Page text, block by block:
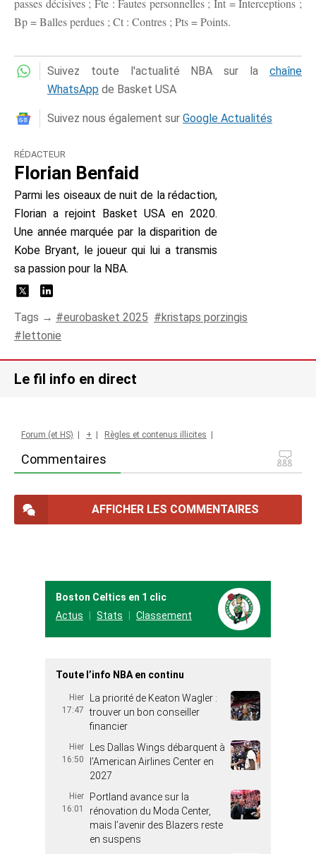
passes décisives ; Fte : Fautes personnelles ; Int = Interceptions ;
Bp = Balles perdues ; Ct : Contres ; Pts = Points.
Suivez toute l'actualité NBA sur la chaîne
WhatsApp de Basket USA
Suivez nous également sur Google Actualités
RÉDACTEUR
Florian Benfaid
Parmi les oiseaux de nuit de la rédaction,
Florian a rejoint Basket USA en 2020.
Une année marquée par la disparition de
Kobe Bryant, le joueur qui lui a transmis
sa passion pour la NBA.
Tags → eurobasket 2025
kristaps porzingis
lettonie
Le fil info en direct
Commentaires
Forum (et HS) + Règles et contenus illicites
AFFICHER LES COMMENTAIRES
Boston Celtics en 1 clic
Actus
Stats Classement
Toute l’info NBA en continu
Hier
17:47
La priorité de Keaton Wagler :
trouver un bon conseiller
financier
Hier
16:50
Les Dallas Wings débarquent à
l’American Airlines Center en
2027
Hier
16:01
Portland avance sur la
rénovation du Moda Center,
mais l’avenir des Blazers reste
en suspens